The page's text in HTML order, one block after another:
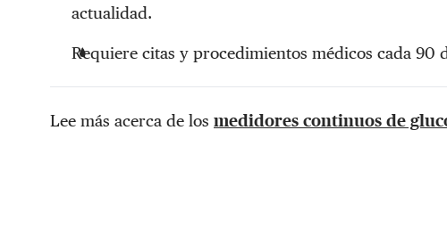
actualidad.
Requiere citas y procedimientos médicos cada 90
Lee más acerca de los medidores continuos de